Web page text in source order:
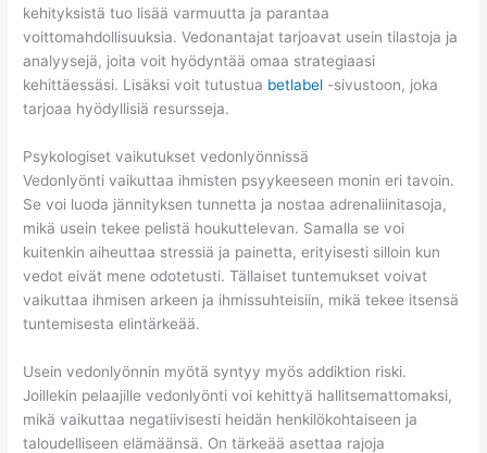
kehityksistä tuo lisää varmuutta ja parantaa
voittomahdollisuuksia. Vedonantajat tarjoavat usein tilastoja ja
analyysejä, joita voit hyödyntää omaa strategiaasi
kehittäessäsi. Lisäksi voit tutustua betlabel -sivustoon, joka
tarjoaa hyödyllisiä resursseja.
Psykologiset vaikutukset vedonlyönnissä
Vedonlyönti vaikuttaa ihmisten psyykeeseen monin eri tavoin.
Se voi luoda jännityksen tunnetta ja nostaa adrenaliinitasoja,
mikä usein tekee pelistä houkuttelevan. Samalla se voi
kuitenkin aiheuttaa stressiä ja painetta, erityisesti silloin kun
vedot eivät mene odotetusti. Tällaiset tuntemukset voivat
vaikuttaa ihmisen arkeen ja ihmissuhteisiin, mikä tekee itsensä
tuntemisesta elintärkeää.
Usein vedonlyönnin myötä syntyy myös addiktion riski.
Joillekin pelaajille vedonlyönti voi kehittyä hallitsemattomaksi,
mikä vaikuttaa negatiivisesti heidän henkilökohtaiseen ja
taloudelliseen elämäänsä. On tärkeää asettaa rajoja